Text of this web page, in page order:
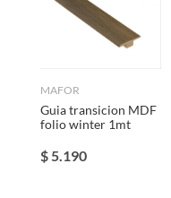
MAFOR
Guia transicion MDF
folio winter 1mt
$5.190